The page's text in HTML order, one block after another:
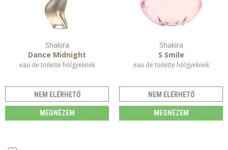
Shakira
Dance Midnight
eau de toilette hölgyeknek
NEM ELÉRHETŐ
MEGNÉZEM
Shakira
S Smile
eau de toilette hölgyeknek
NEM ELÉRHETŐ
MEGNÉZEM